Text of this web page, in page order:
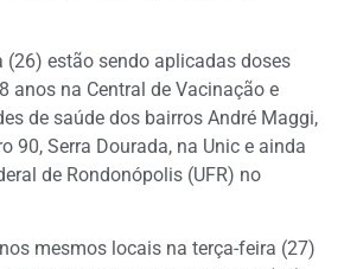
(26) estão sendo aplicadas doses
anos na Central de Vacinação e
de saúde dos bairros André Maggi,
90, Serra Dourada, na Unic e ainda
de Rondonópolis (UFR) no
mesmos locais na terça-feira (27)